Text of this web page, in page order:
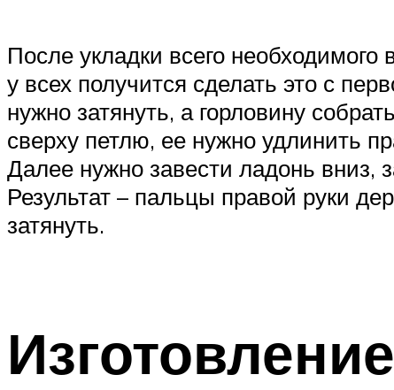
После укладки всего
у всех получится сделать это с
нужно затянуть, а горловину
сверху петлю, ее нужно удлинить
Далее нужно завести ладонь вниз,
Результат – пальцы правой руки
затянуть.